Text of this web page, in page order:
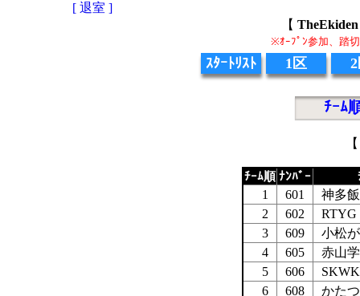
[ 退室 ]
【
※ｵｰﾌﾟﾝ参加、踏
ｽﾀｰﾄﾘｽﾄ 1区
ﾁｰﾑ
ﾁｰﾑ順 ﾅﾝﾊﾞｰ
1 601
神多
2
602
RTYG
3
609
小松
4
605
赤山
5
606
SKWK
6
608
かた